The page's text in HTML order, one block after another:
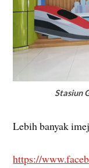
Stasiun
Lebih banyak
https://